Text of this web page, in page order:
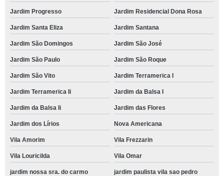
Jardim Progresso Jardim Residencial Dona Rosa
Jardim Santa Eliza Jardim Santana
Jardim São Domingos Jardim São José
Jardim São Paulo Jardim São Roque
Jardim São Vito Jardim Terramerica I
Jardim Terramerica Ii Jardim da Balsa I
Jardim da Balsa Ii Jardim das Flores
Jardim dos Lírios Nova Americana
Vila Amorim Vila Frezzarin
Vila Louricilda Vila Omar
jardim nossa sra. do carmo
jardim paulista vila sao pedro